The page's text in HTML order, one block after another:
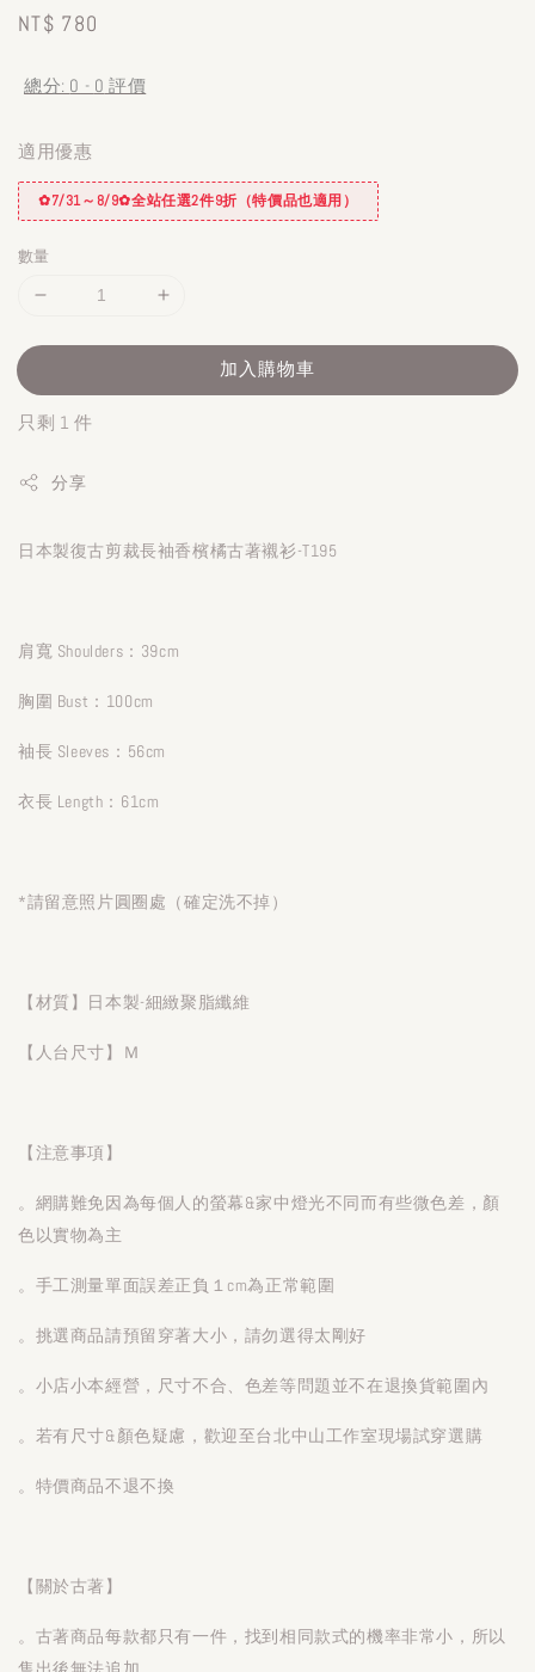
Regular
NT$ 780
總分: 0 - 0 評價
適用優惠
✿7/31～8/9✿全站任選2件9折（特價品也適用）
數量
加入購物車
只剩 1 件
分享
日本製復古剪裁長袖香檳橘古著襯衫-T195
肩寬 Shoulders：39cm
胸圍 Bust：100cm
袖長 Sleeves：56cm
衣長 Length：61cm
*請留意照片圓圈處（確定洗不掉）
【材質】日本製-細緻聚脂纖維
【人台尺寸】Ｍ
【注意事項】
。網購難免因為每個人的螢幕&家中燈光不同而有些微色差，顏
色以實物為主
。手工測量單面誤差正負１cm為正常範圍
。挑選商品請預留穿著大小，請勿選得太剛好
。小店小本經營，尺寸不合、色差等問題並不在退換貨範圍內
。若有尺寸&顏色疑慮，歡迎至台北中山工作室現場試穿選購
。特價商品不退不換
【關於古著】
。古著商品每款都只有一件，找到相同款式的機率非常小，所以